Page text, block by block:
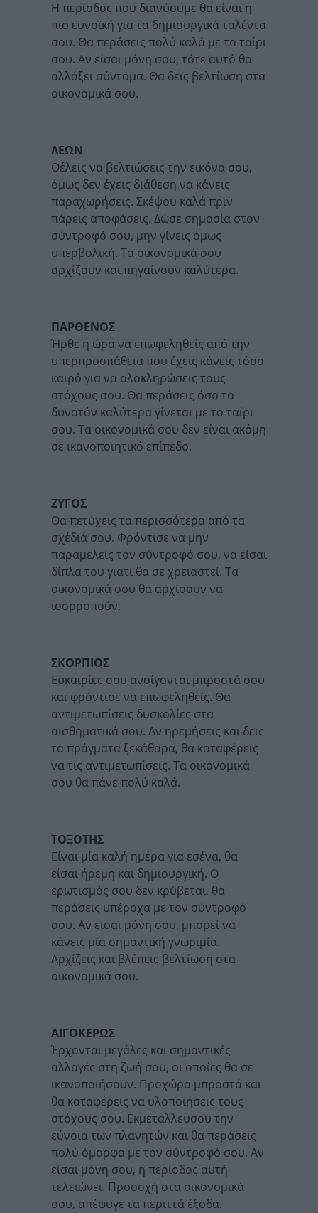
Η περίοδος που διανύουμε θα είναι η
πιο ευνοϊκή για τα δημιουργικά ταλέντα
σου. Θα περάσεις πολύ καλά με το ταίρι
σου. Αν είσαι μόνη σου, τότε αυτό θα
αλλάξει σύντομα. Θα δεις βελτίωση στα
οικονομικά σου.
ΛΕΩΝ
Θέλεις να βελτιώσεις την εικόνα σου,
όμως δεν έχεις διάθεση να κάνεις
παραχωρήσεις. Σκέψου καλά πριν
πάρεις αποφάσεις. Δώσε σημασία στον
σύντροφό σου, μην γίνεις όμως
υπερβολική. Τα οικονομικά σου
αρχίζουν και πηγαίνουν καλύτερα.
ΠΑΡΘΕΝΟΣ
Ήρθε η ώρα να επωφεληθείς από την
υπερπροσπάθεια που έχεις κάνεις τόσο
καιρό για να ολοκληρώσεις τους
στόχους σου. Θα περάσεις όσο το
δυνατόν καλύτερα γίνεται με το ταίρι
σου. Τα οικονομικά σου δεν είναι ακόμη
σε ικανοποιητικό επίπεδο.
ΖΥΓΟΣ
Θα πετύχεις τα περισσότερα από τα
σχέδιά σου. Φρόντισε να μην
παραμελείς τον σύντροφό σου, να είσαι
δίπλα του γιατί θα σε χρειαστεί. Τα
οικονομικά σου θα αρχίσουν να
ισορροπούν.
ΣΚΟΡΠΙΟΣ
Ευκαιρίες σου ανοίγονται μπροστά σου
και φρόντισε να επωφεληθείς. Θα
αντιμετωπίσεις δυσκολίες στα
αισθηματικά σου. Αν ηρεμήσεις και δεις
τα πράγματα ξεκάθαρα, θα καταφέρεις
να τις αντιμετωπίσεις. Τα οικονομικά
σου θα πάνε πολύ καλά.
ΤΟΞΟΤΗΣ
Είναι μία καλή ημέρα για εσένα, θα
είσαι ήρεμη και δημιουργική. Ο
ερωτισμός σου δεν κρύβεται, θα
περάσεις υπέροχα με τον σύντροφό
σου. Αν είσαι μόνη σου, μπορεί να
κάνεις μία σημαντική γνωριμία.
Αρχίζεις και βλέπεις βελτίωση στα
οικονομικά σου.
ΑΙΓΟΚΕΡΩΣ
Έρχονται μεγάλες και σημαντικές
αλλαγές στη ζωή σου, οι οποίες θα σε
ικανοποιήσουν. Προχώρα μπροστά και
θα καταφέρεις να υλοποιήσεις τους
στόχους σου. Εκμεταλλεύσου την
εύνοια των πλανητών και θα περάσεις
πολύ όμορφα με τον σύντροφό σου. Αν
είσαι μόνη σου, η περίοδος αυτή
τελειώνει. Προσοχή στα οικονομικά
σου, απέφυγε τα περιττά έξοδα.